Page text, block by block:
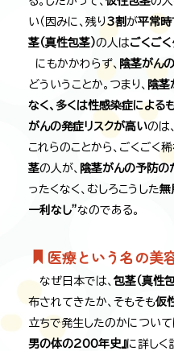
い（因みに、残り3割 が平常時
茎（真性包茎）の人はごくご
にもかかわらず、 陰茎がん
どういうことか。つまり、 陰茎
なく、多くは性感染症による
がんの発症リスクが高いのは、
これらのことから、ごくごく
茎の人が、 陰茎がんの予防の
ったくなく、むしろこうした無
一利なし”なのである。
医療という名の美
なぜ日本では、 包茎（真性
布されてきたか、そもそも仮
立ちで発生したのかについて
男の体の200年史』に詳しく